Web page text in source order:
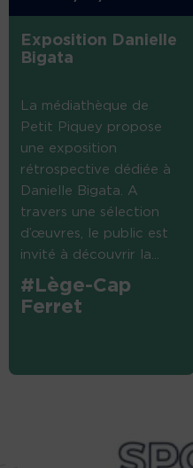
Exposition Danielle
Bigata
La médiathèque de
Petit Piquey propose
une exposition
rétrospective dédiée à
Danielle Bigata. A
travers une sélection
d’œuvres, le public est
invité à découvrir la...
#Lège-Cap
Ferret